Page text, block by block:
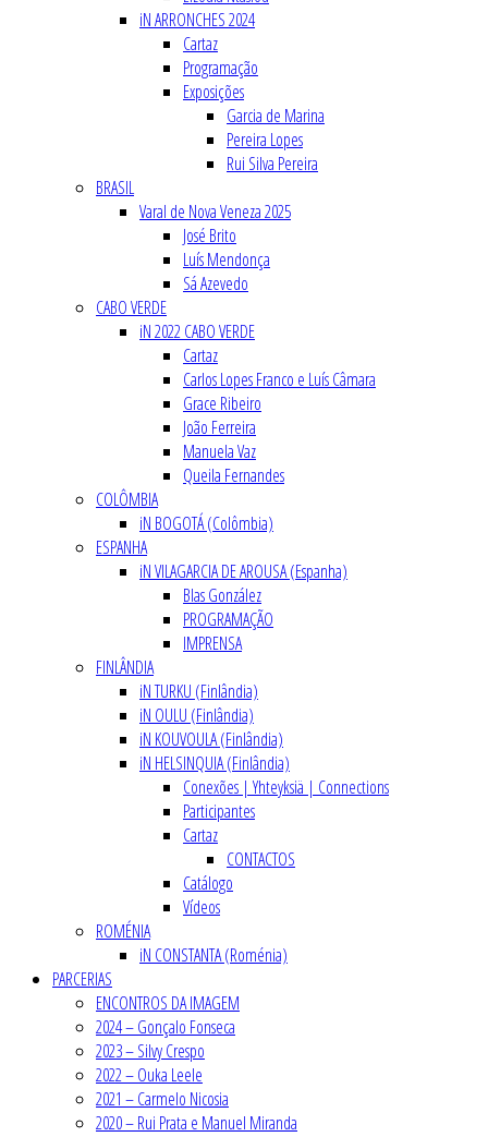
iN ARRONCHES 2024
Cartaz
Programação
Exposições
Garcia de Marina
Pereira Lopes
Rui Silva Pereira
BRASIL
Varal de Nova Veneza 2025
José Brito
Luís Mendonça
Sá Azevedo
CABO VERDE
iN 2022 CABO VERDE
Cartaz
Carlos Lopes Franco e Luís Câmara
Grace Ribeiro
João Ferreira
Manuela Vaz
Queila Fernandes
COLÔMBIA
iN BOGOTÁ (Colômbia)
ESPANHA
iN VILAGARCIA DE AROUSA (Espanha)
Blas González
PROGRAMAÇÃO
IMPRENSA
FINLÂNDIA
iN TURKU (Finlândia)
iN OULU (Finlândia)
iN KOUVOULA (Finlândia)
iN HELSINQUIA (Finlândia)
Conexões | Yhteyksiä | Connections
Participantes
Cartaz
CONTACTOS
Catálogo
Vídeos
ROMÉNIA
iN CONSTANTA (Roménia)
PARCERIAS
ENCONTROS DA IMAGEM
2024 – Gonçalo Fonseca
2023 – Silvy Crespo
2022 – Ouka Leele
2021 – Carmelo Nicosia
2020 – Rui Prata e Manuel Miranda